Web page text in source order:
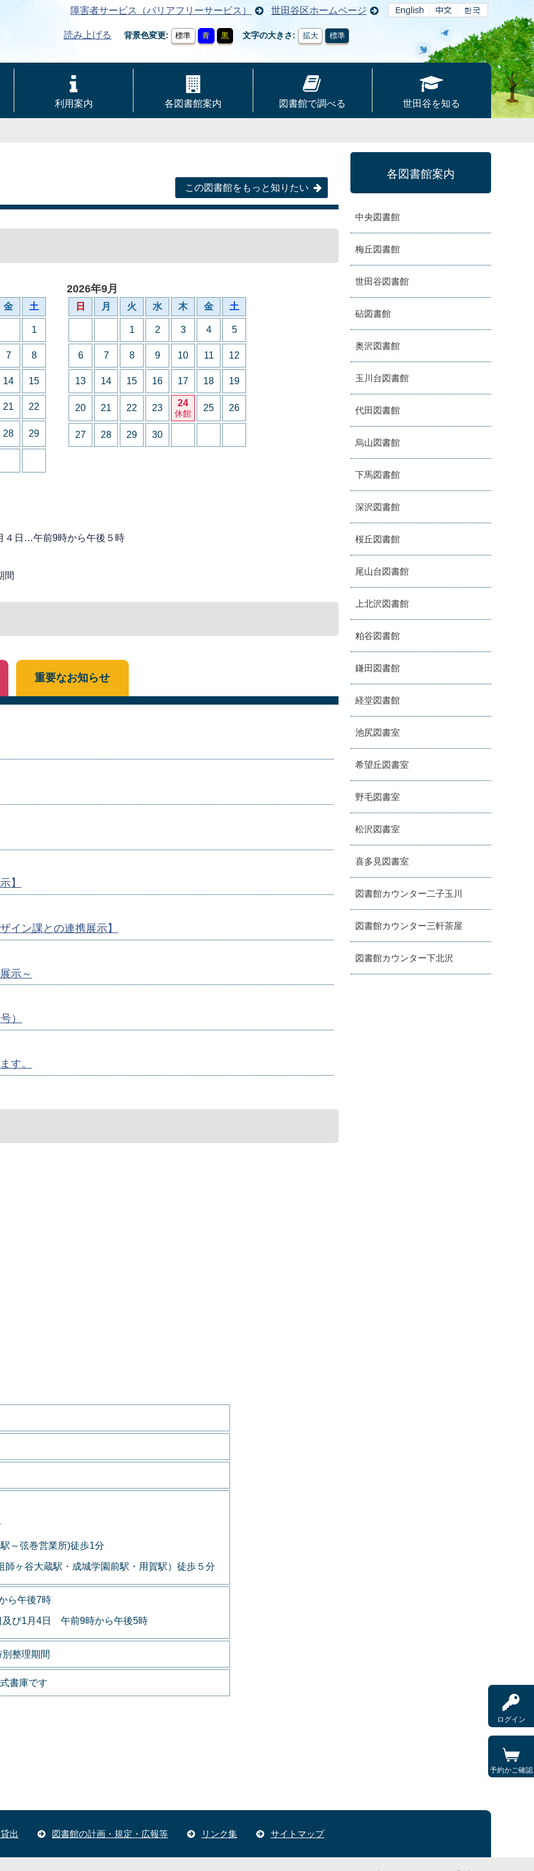
障害者サービス（バリアフリーサービス） 世田谷区ホームページ
読み上げる 背景色変更 標準 青 黒 文字の大きさ 拡大 標準
ログイン
予約かご確認
利用案内 各図書館案内 図書館で調べる 世田谷を知る
この図書館をもっと知りたい
金 土
1
7 8
14 15
21 22
28 29
2026年9月
日 月 火 水 木 金 土
1 2 3 4 5
6 7 8 9 10 11 12
13 14 15 16 17 18 19
20 21 22 23 24
休館
25 26
27 28 29 30
４日…午前9時から午後５時
間
】
イン課との連携展示】
示～
）
す。
重要なお知らせ
～弦巻営業所)徒歩1分
師ヶ谷大蔵駅・成城学園前駅・用賀駅）徒歩５分
ら午後7時
及び1月4日 午前9時から午後5時
整理期間
書庫です
各図書館案内
中央図書館
梅丘図書館
世田谷図書館
砧図書館
奥沢図書館
玉川台図書館
代田図書館
烏山図書館
下馬図書館
深沢図書館
桜丘図書館
尾山台図書館
上北沢図書館
粕谷図書館
鎌田図書館
経堂図書館
池尻図書室
希望丘図書室
野毛図書室
松沢図書室
喜多見図書室
図書館カウンター二子玉川
図書館カウンター三軒茶屋
図書館カウンター下北沢
出 図書館の計画・規定・広報等 リンク集 サイトマップ